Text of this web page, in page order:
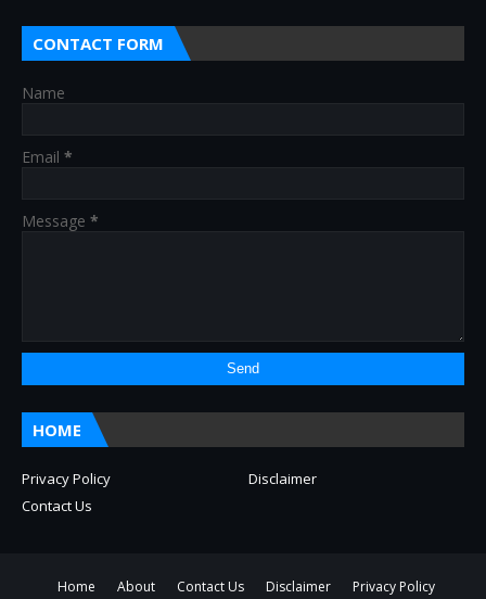
CONTACT FORM
Name
Email *
Message *
HOME
Privacy Policy
Disclaimer
Contact Us
Home About Contact Us Disclaimer Privacy Policy